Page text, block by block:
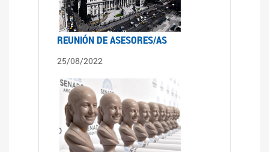
REUNIÓN DE ASESORES/AS
25/08/2022